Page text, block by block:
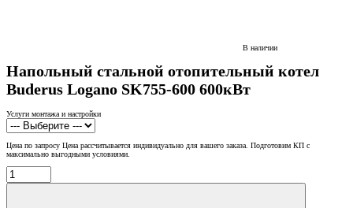
В наличии
Напольный стальной отопительный котел
Buderus Logano SK755-600 600кВт
Услуги монтажа и настройки
Цена по запросу Цена рассчитывается индивидуально для вашего заказа. Подготовим КП с
максимально выгодными условиями.